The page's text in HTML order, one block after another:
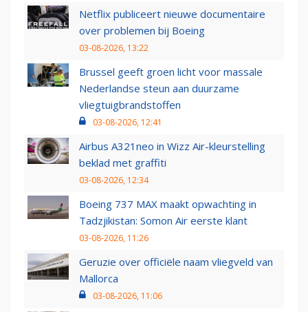
Netflix publiceert nieuwe documentaire
over problemen bij Boeing
03-08-2026, 13:22
Brussel geeft groen licht voor massale
Nederlandse steun aan duurzame
vliegtuigbrandstoffen
03-08-2026, 12:41
Airbus A321neo in Wizz Air-kleurstelling
beklad met graffiti
03-08-2026, 12:34
Boeing 737 MAX maakt opwachting in
Tadzjikistan: Somon Air eerste klant
03-08-2026, 11:26
Geruzie over officiële naam vliegveld van
Mallorca
03-08-2026, 11:06